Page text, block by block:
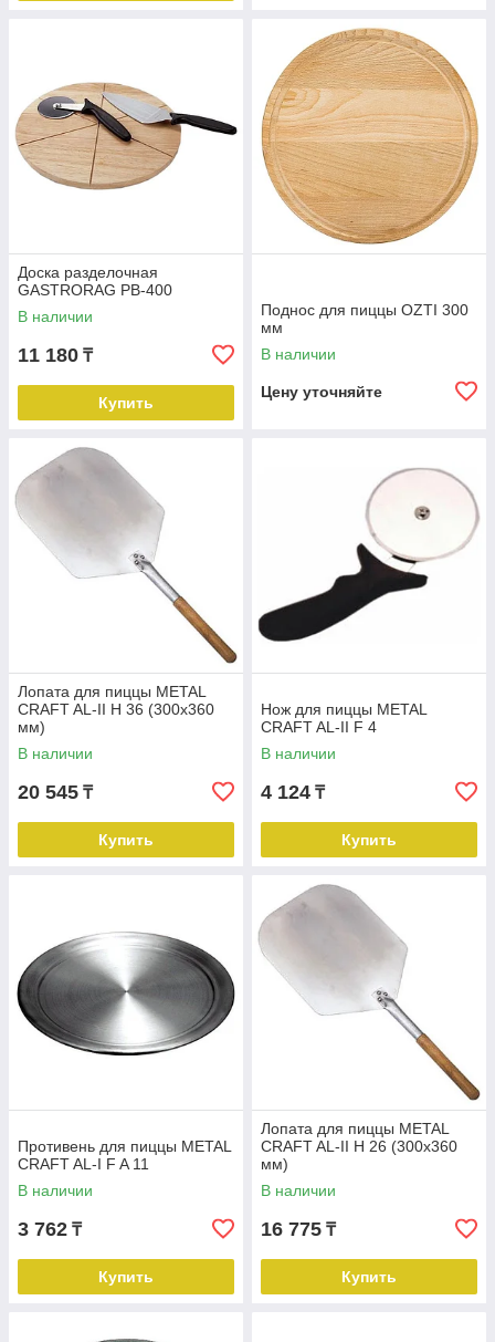
Доска разделочная
GASTRORAG PB-400
В наличии
11 180 ₸
Купить
Поднос для пиццы OZTI 300
мм
В наличии
Цену уточняйте
Лопата для пиццы METAL
CRAFT AL-II H 36 (300x360
мм)
В наличии
20 545 ₸
Купить
Нож для пиццы METAL
CRAFT AL-II F 4
В наличии
4 124 ₸
Купить
Противень для пиццы METAL
CRAFT AL-I F A 11
В наличии
3 762 ₸
Купить
Лопата для пиццы METAL
CRAFT AL-II H 26 (300x360
мм)
В наличии
16 775 ₸
Купить